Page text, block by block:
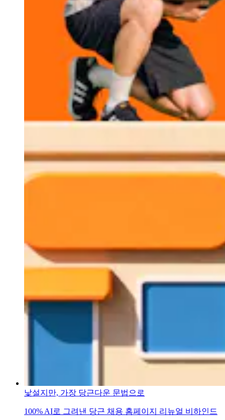
낯설지만, 가장 당근다운 문법으로
100% AI로 그려낸 당근 채용 홈페이지 리뉴얼 비하인드